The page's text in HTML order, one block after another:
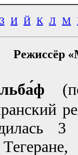
З И Й К Л М
Режиссёр
3